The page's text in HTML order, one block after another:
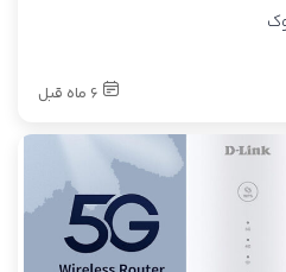
6 ماه قبل